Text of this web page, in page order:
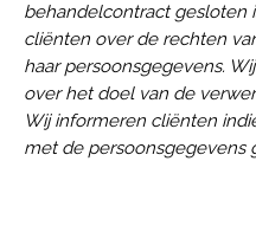
behandelcontract gesloten
cliënten over de rechten
haar persoonsgegevens.
over het doel van de
Wij informeren cliënten
met de persoonsgegevens